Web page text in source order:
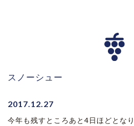
お問い合
スノーシュー
2017.12.27
今年も残すところあと4日ほどとな